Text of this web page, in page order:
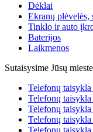
Dėklai
Ekranų plėvelės,
Tinklo ir auto
Baterijos
Laikmenos
Sutaisysime Jūsų mieste
Telefonų
Telefonų
Telefonų taisykla
Telefonų taisykla